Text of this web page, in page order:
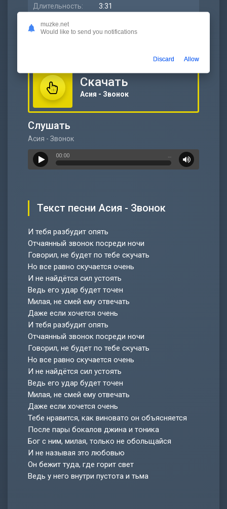
Длительность: 3:31
Дата релиза:
Скачать
Асия - Звонок
Слушать
Асия - Звонок
00:00 …
Текст песни Асия - Звонок
И тебя разбудит опять
Отчаянный звонок посреди ночи
Говорил, не будет по тебе скучать
Но все равно скучается очень
И не найдётся сил устоять
Ведь его удар будет точен
Милая, не смей ему отвечать
Даже если хочется очень
И тебя разбудит опять
Отчаянный звонок посреди ночи
Говорил, не будет по тебе скучать
Но все равно скучается очень
И не найдётся сил устоять
Ведь его удар будет точен
Милая, не смей ему отвечать
Даже если хочется очень
Тебе нравится, как виновато он объясняется
После пары бокалов джина и тоника
Бог с ним, милая, только не обольщайся
И не называя это любовью
Он бежит туда, где горит свет
Ведь у него внутри пустота и тьма
muzke.net
Would like to send you notifications
Discard Allow